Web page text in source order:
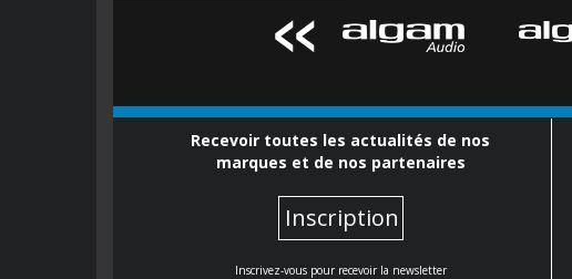
Recevoir toutes les actualités de nos
marques et de nos partenaires
Inscription
Inscrivez-vous pour recevoir la newsletter